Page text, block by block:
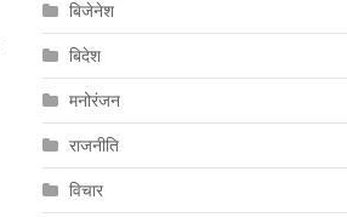
बिजेनेश
बिदेश
मनोरंजन
राजनीति
विचार